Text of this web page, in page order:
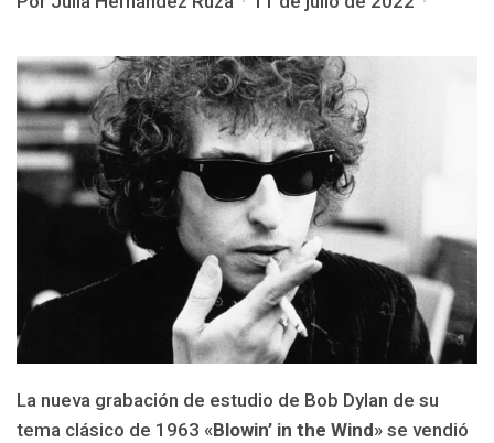
La nueva grabación de estudio de Bob Dylan de su
tema clásico de 1963 «Blowin’ in the Wind» se vendió